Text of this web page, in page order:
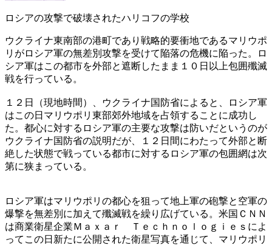
ロシアの攻撃で破壊されたハリコフの学校
ウクライナ東南部の港町であり戦略的要衝地であるマリウポ
リがロシア軍の無差別攻撃を受けて陥落の危機に陥った。ロ
シア軍はこの都市を外部と遮断したまま１０日以上包囲殲滅
戦を行っている。
１２日（現地時間）、ウクライナ国防省によると、ロシア軍
はこの日マリウポリ東部郊外地域を占領することに成功し
た。都心に対するロシア軍の主要な攻撃は防いだというのが
ウクライナ国防省の説明だが、１２日間にわたって外部と断
絶した状態で戦っている都市に対するロシア軍の包囲網は次
第に狭まっている。
ロシア軍はマリウポリの都心を狙って地上軍の砲撃と空軍の
爆撃を無差別に加えて殲滅戦を繰り広げている。米国ＣＮＮ
は商業衛星企業Ｍａｘａｒ Ｔｅｃｈｎｏｌｏｇｉｅｓによ
ってこの日新たに公開された衛星写真を通じて、マリウポリ